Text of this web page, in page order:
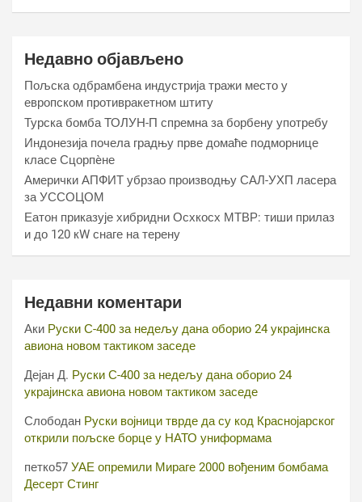
Недавно објављено
Пољска одбрамбена индустрија тражи место у
европском противракетном штиту
Турска бомба ТОЛУН-П спремна за борбену употребу
Индонезија почела градњу прве домаће подморнице
класе Сцорпèне
Амерички АПФИТ убрзао производњу САЛ-УХП ласера
за УССОЦОМ
Еатон приказује хибридни Осхкосх МТВР: тиши прилаз
и до 120 кW снаге на терену
Недавни коментари
Аки Руски С-400 за недељу дана оборио 24 украјинска
авиона новом тактиком заседе
Дејан Д. Руски С-400 за недељу дана оборио 24
украјинска авиона новом тактиком заседе
Слободан Руски војници тврде да су код Краснојарског
открили пољске борце у НАТО униформама
петко57 УАЕ опремили Мираге 2000 вођеним бомбама
Десерт Стинг